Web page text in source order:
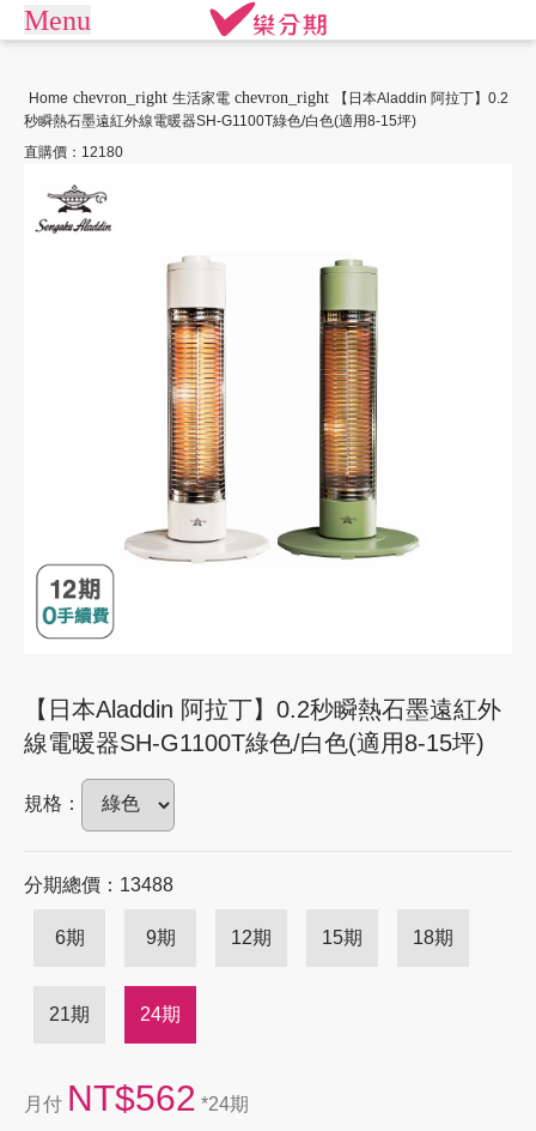
Menu
APPLE專區 手機通訊
商用桌機/筆電
攝影專區
生活家電
珠寶飾品
活動專區
機車專區
禮券專區
商店街
訂單查詢/繳款
Home chevron_right 生活家電 chevron_right
【日本Aladdin 阿拉丁】0.2
秒瞬熱石墨遠紅外線電暖器SH-G1100T綠色/白色(適用8-15坪)
直購價：12180
【日本Aladdin 阿拉丁】0.2秒瞬熱石墨遠紅外
線電暖器SH-G1100T綠色/白色(適用8-15坪)
規格：
分期總價：13488
6期 9期 12期 15期 18期
21期 24期
月付 NT$562 *24期